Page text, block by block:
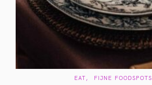
C
EAT FIJNE FOODSPOTS